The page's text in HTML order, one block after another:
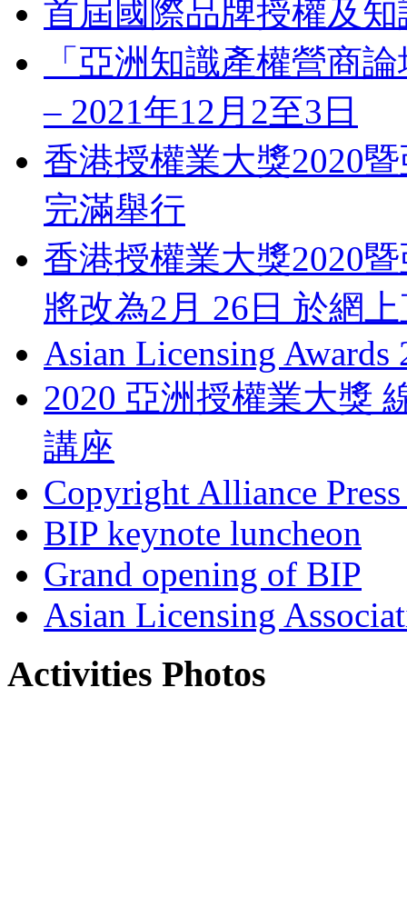
首屆國際品牌授權及
「亞洲知識產權營商
– 2021年12月2至3日
香港授權業大獎2020
完滿舉行
香港授權業大獎2020
將改為2月 26日 於網
Asian Licensing Awards
2020 亞洲授權業大獎
講座
Copyright Alliance
BIP keynote luncheon
Grand opening of BIP
Asian Licensing
Activities Photos